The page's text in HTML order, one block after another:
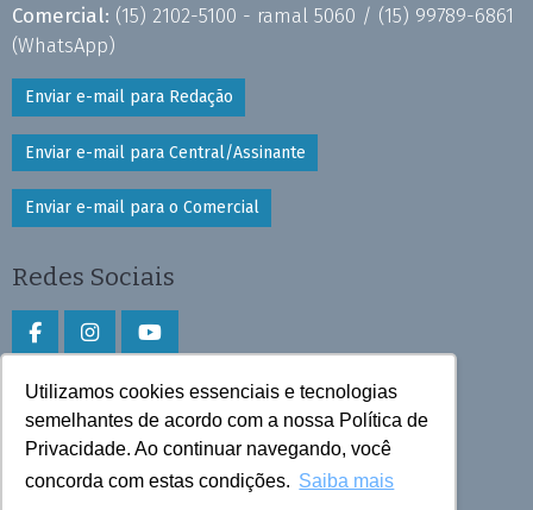
Utilizamos cookies essenciais e tecnologias
semelhantes de acordo com a nossa Política de
Privacidade. Ao continuar navegando, você
concorda com estas condições. Saiba mais
Comercial: (15) 2102-5100 - ramal 5060 / (15) 99789-6861
(WhatsApp)
Enviar e-mail para Redação
Enviar e-mail para Central/Assinante
Enviar e-mail para o Comercial
Redes Sociais
Faça download do aplicativo
Play Store e App Store